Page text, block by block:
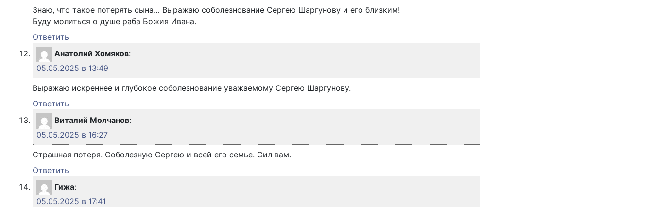
Знаю, что такое потерять сына… Выражаю соболезнование Сергею Шаргунову и его близким!
Буду молиться о душе раба Божия Ивана.
Ответить
Анатолий Хомяков:
05.05.2025 в 13:49
Выражаю искреннее и глубокое соболезнование уважаемому Сергею Шаргунову.
Ответить
Виталий Молчанов:
05.05.2025 в 16:27
Страшная потеря. Соболезную Сергею и всей его семье. Сил вам.
Ответить
Гижа:
05.05.2025 в 17:41